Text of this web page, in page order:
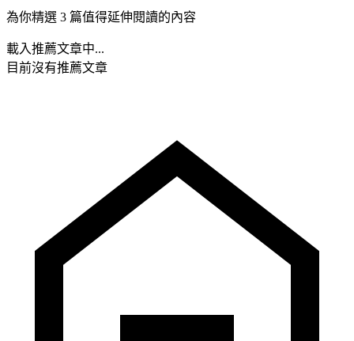
為你精選 3 篇值得延伸閱讀的內容
載入推薦文章中...
目前沒有推薦文章